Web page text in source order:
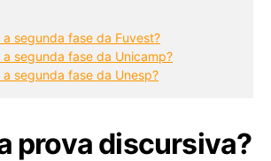
segunda fase da Fuvest?
segunda fase da Unicamp?
segunda fase da Unesp?
prova discursiva?